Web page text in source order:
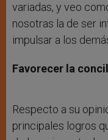
variadas, y veo
nosotras la de ser
impulsar a los
Favorecer la
Respecto a su
principales logros